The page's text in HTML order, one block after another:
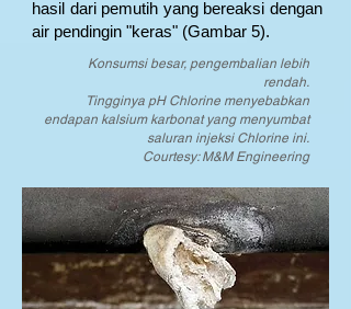
hasil dari pemutih yang bereaksi dengan
air pendingin "keras" (Gambar 5).
Konsumsi besar, pengembalian lebih
rendah.
Tingginya pH Chlorine menyebabkan
endapan kalsium karbonat yang menyumbat
saluran injeksi Chlorine ini.
Courtesy: M&M Engineering